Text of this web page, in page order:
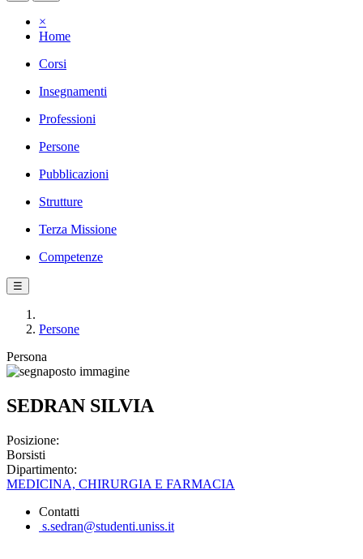
×
Home
Corsi
Insegnamenti
Professioni
Persone
Pubblicazioni
Strutture
Terza Missione
Competenze
☰
Persone
Persona
SEDRAN SILVIA
Posizione:
Borsisti
Dipartimento:
MEDICINA, CHIRURGIA E FARMACIA
Contatti
s.sedran@studenti.uniss.it